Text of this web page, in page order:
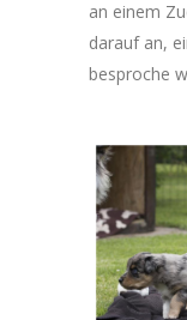
an einem
darauf an,
besproche